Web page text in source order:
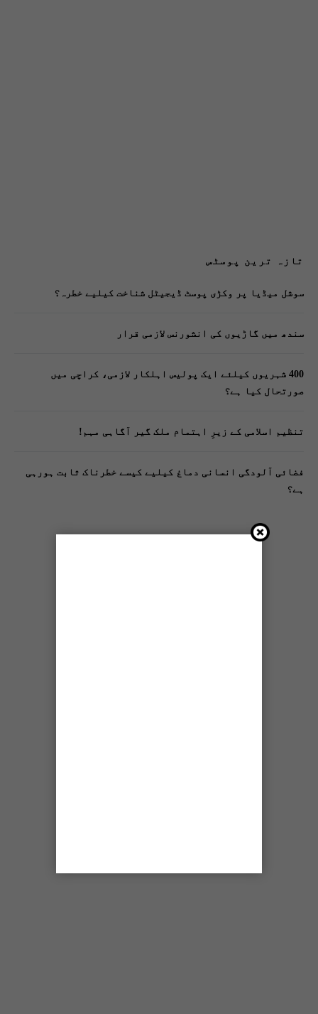
تازہ ترین پوسٹس
سوشل میڈیا پر وکڑی پوسٹ ڈیجیٹل شناخت کیلیے خطرہ؟
سندھ میں گاڑیوں کی انشورنس لازمی قرار
400 شہریوں کیلئے ایک پولیس اہلکار لازمی، کراچی میں
صورتحال کیا ہے؟
تنظیم اسلامی کے زیرِ اہتمام ملک گیر آگاہی مہم!
فضائی آلودگی انسانی دماغ کیلیے کیسے خطرناک ثابت ہورہی
ہے؟